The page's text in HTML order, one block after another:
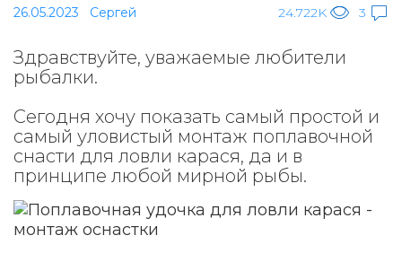
26.05.2023 Сергей 24.722K 3
Здравствуйте, уважаемые любители
рыбалки.
Сегодня хочу показать самый простой и
самый уловистый монтаж поплавочной
снасти для ловли карася, да и в
принципе любой мирной рыбы.